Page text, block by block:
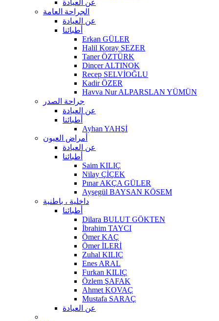
عن العيادة
الجراحة العامة
عن العيادة
أطبائنا
Erkan GÜLER
Halil Koray SEZER
Taner ÖZTÜRK
Dinçer ALTINOK
Recep SELVİOĞLU
Kadir ÖZER
Havva Nur ALPARSLAN YÜMÜN
جراحة الصدر
عن العيادة
أطبائنا
Ayhan YAHŞİ
أمراض العيون
عن العيادة
أطبائنا
Saim KILIÇ
Nilay ÇİÇEK
Pınar AKÇA GÜLER
Ayşegül BAYSAN KÖSEM
داخلية ، باطنية
أطبائنا
Dilara BULUT GÖKTEN
İbrahim TAYCI
Ömer KAÇ
Ömer İLERİ
Zuhal KILIÇ
Enes ARAL
Furkan KILIÇ
Özlem ŞAFAK
Ahmet KOVAÇ
Mustafa SARAÇ
عن العيادة